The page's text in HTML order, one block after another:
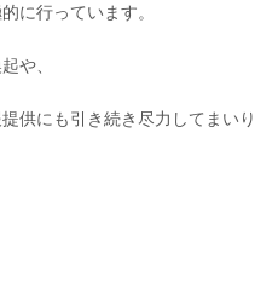
に行っています。
や、
供にも引き続き尽力してまいり